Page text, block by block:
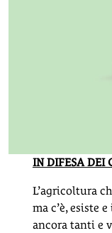
IN DIFESA DEI
L’agricoltura
ma c’è, esiste
ancora tanti e